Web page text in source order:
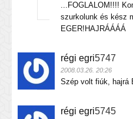
...FOGLALOM!!!!
szurkolunk és kész
EGER!HAJRÁÁÁÁ
régi egri5747
2008.03.26. 20:26
Szép volt fiúk, hajrá
régi egri5745